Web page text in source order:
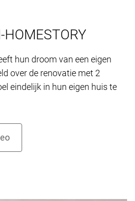
HOMESTORY
hun droom van een eigen
over de renovatie met 2
eindelijk in hun eigen huis te